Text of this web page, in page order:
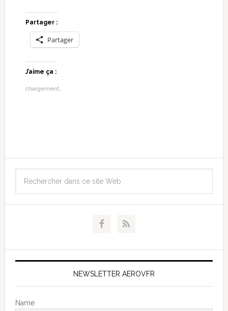
Partager :
Partager
J’aime ça :
chargement…
NEWSLETTER AEROVFR
Name